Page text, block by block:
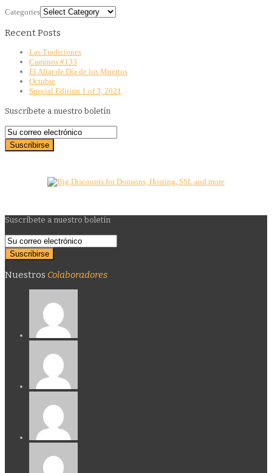
Categories
Recent Posts
Las Tradiciones
Caminos #133
El Altar de Día de los Muertos
Octubre
Special Edition 1 of 3, 2021
Suscríbete a nuestro boletín
Suscríbete a nuestro boletín
Nuestros Colaboradores